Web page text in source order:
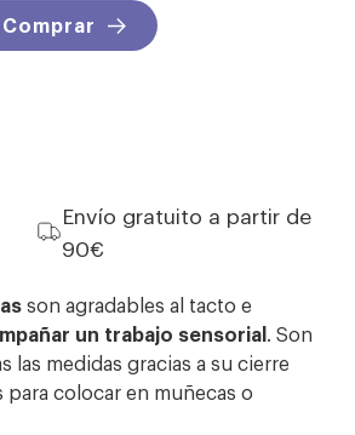
Comprar
Envío gratuito a partir de
90€
son agradables al tacto e
un trabajo sensorial. Son
las medidas gracias a su cierre
colocar en muñecas o